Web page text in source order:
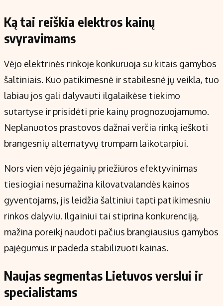
Ką tai reiškia elektros kainų
svyravimams
Vėjo elektrinės rinkoje konkuruoja su kitais gamybos
šaltiniais. Kuo patikimesnė ir stabilesnė jų veikla, tuo
labiau jos gali dalyvauti ilgalaikėse tiekimo
sutartyse ir prisidėti prie kainų prognozuojamumo.
Neplanuotos prastovos dažnai verčia rinką ieškoti
brangesnių alternatyvų trumpam laikotarpiui.
Nors vien vėjo jėgainių priežiūros efektyvinimas
tiesiogiai nesumažina kilovatvalandės kainos
gyventojams, jis leidžia šaltiniui tapti patikimesniu
rinkos dalyviu. Ilgainiui tai stiprina konkurenciją,
mažina poreikį naudoti pačius brangiausius gamybos
pajėgumus ir padeda stabilizuoti kainas.
Naujas segmentas Lietuvos verslui ir
specialistams